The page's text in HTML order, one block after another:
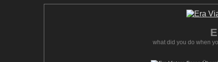
what did you do when